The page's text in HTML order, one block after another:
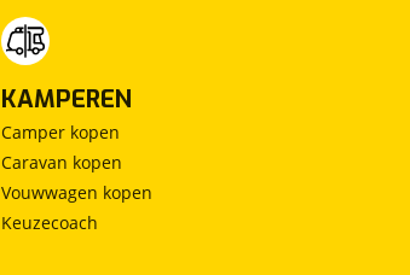
KAMPEREN
Camper kopen
Caravan kopen
Vouwwagen kopen
Keuzecoach